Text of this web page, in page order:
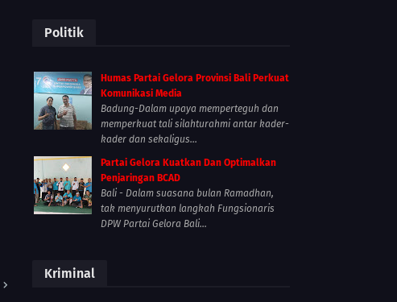
Politik
Humas Partai Gelora Provinsi Bali Perkuat
Komunikasi Media
Badung-Dalam upaya memperteguh dan
memperkuat tali silahturahmi antar kader-
kader dan sekaligus...
Partai Gelora Kuatkan Dan Optimalkan
Penjaringan BCAD
Bali - Dalam suasana bulan Ramadhan,
tak menyurutkan langkah Fungsionaris
DPW Partai Gelora Bali...
Kriminal